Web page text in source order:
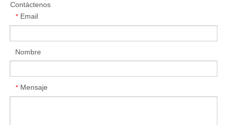
Contáctenos
* Email
Nombre
* Mensaje